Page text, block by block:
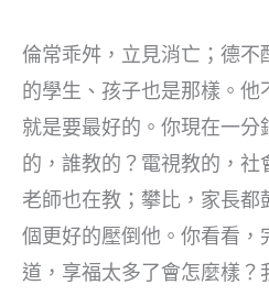
倫常乖舛，立見消亡；德不
的學生、孩子也是那樣。他
就是要最好的。你現在一分
的，誰教的？電視教的，社
老師也在教；攀比，家長都
個更好的壓倒他。你看看，
道，享福太多了會怎麼樣？